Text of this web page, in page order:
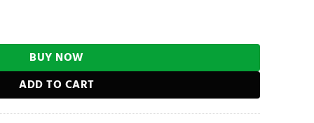
quantity
BUY NOW
ADD TO CART